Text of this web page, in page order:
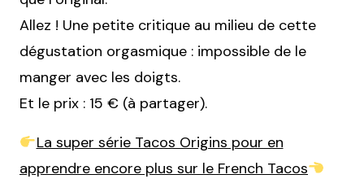
Allez ! Une petite critique au milieu de cette
dégustation orgasmique : impossible de le
manger avec les doigts.
Et le prix : 15 € (à partager).
La super série Tacos Origins pour en
apprendre encore plus sur le French Tacos